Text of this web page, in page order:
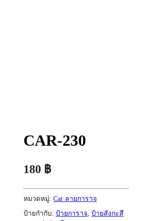
CAR-230
180 ฿
หมวดหมู่: Car ลายการาจ
ป้ายกำกับ: ป้ายการาจ, ป้ายสังกะสี